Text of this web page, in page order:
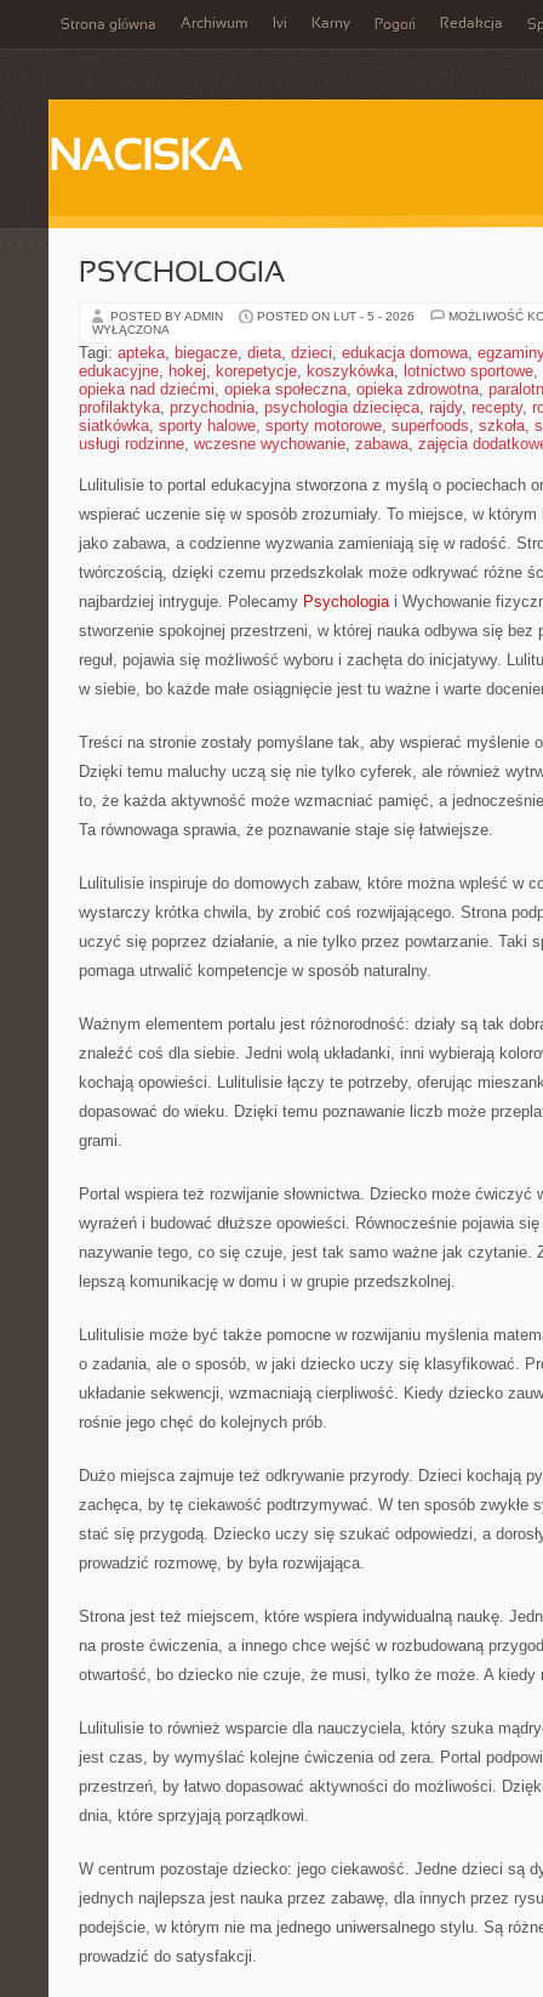
Strona główna Archiwum Ivi Karny Pogoń Redakcja
NACISKA
PSYCHOLOGIA
POSTED BY ADMIN POSTED ON LUT - 5 - 2026
MOŻLIWOŚĆ
WYŁĄCZONA
Tagi: apteka, biegacze, dieta, dzieci, edukacja domowa, egzaminy
edukacyjne, hokej, korepetycje, koszykówka, lotnictwo sportowe,
opieka nad dziećmi, opieka społeczna, opieka zdrowotna,
profilaktyka, przychodnia, psychologia dziecięca, rajdy, recepty,
siatkówka, sporty halowe, sporty motorowe, superfoods, szkoła,
usługi rodzinne, wczesne wychowanie, zabawa, zajęcia
Lulitulisie to portal edukacyjna stworzona z myślą o pociechach
wspierać uczenie się w sposób zrozumiały. To miejsce, w
jako zabawa, a codzienne wyzwania zamieniają się w radość.
twórczością, dzięki czemu przedszkolak może odkrywać różne
najbardziej intryguje. Polecamy Psychologiai Wychowanie
stworzenie spokojnej przestrzeni, w której nauka odbywa się
reguł, pojawia się możliwość wyboru i zachęta do inicjatywy.
w siebie, bo każde małe osiągnięcie jest tu ważne i warte
Treści na stronie zostały pomyślane tak, aby wspierać myślenie
Dzięki temu maluchy uczą się nie tylko cyferek, ale również
to, że każda aktywność może wzmacniać pamięć, a
Ta równowaga sprawia, że poznawanie staje się łatwiejsze.
Lulitulisie inspiruje do domowych zabaw, które można wpleść w
wystarczy krótka chwila, by zrobić coś rozwijającego. Strona
uczyć się poprzez działanie, a nie tylko przez powtarzanie. Taki
pomaga utrwalić kompetencje w sposób naturalny.
Ważnym elementem portalu jest różnorodność: działy są tak
znaleźć coś dla siebie. Jedni wolą układanki, inni wybierają
kochają opowieści. Lulitulisie łączy te potrzeby, oferując
dopasować do wieku. Dzięki temu poznawanie liczb może
grami.
Portal wspiera też rozwijanie słownictwa. Dziecko może
wyrażeń i budować dłuższe opowieści. Równocześnie pojawia
nazywanie tego, co się czuje, jest tak samo ważne jak czytanie.
lepszą komunikację w domu i w grupie przedszkolnej.
Lulitulisie może być także pomocne w rozwijaniu myślenia
o zadania, ale o sposób, w jaki dziecko uczy się klasyfikować.
układanie sekwencji, wzmacniają cierpliwość. Kiedy dziecko
rośnie jego chęć do kolejnych prób.
Dużo miejsca zajmuje też odkrywanie przyrody. Dzieci kochają
zachęca, by tę ciekawość podtrzymywać. W ten sposób
stać się przygodą. Dziecko uczy się szukać odpowiedzi, a
prowadzić rozmowę, by była rozwijająca.
Strona jest też miejscem, które wspiera indywidualną naukę.
na proste ćwiczenia, a innego chce wejść w rozbudowaną
otwartość, bo dziecko nie czuje, że musi, tylko że może. A
Lulitulisie to również wsparcie dla nauczyciela, który szuka
jest czas, by wymyślać kolejne ćwiczenia od zera. Portal
przestrzeń, by łatwo dopasować aktywności do możliwości.
dnia, które sprzyjają porządkowi.
W centrum pozostaje dziecko: jego ciekawość. Jedne dzieci są
jednych najlepsza jest nauka przez zabawę, dla innych przez
podejście, w którym nie ma jednego uniwersalnego stylu. Są
prowadzić do satysfakcji.